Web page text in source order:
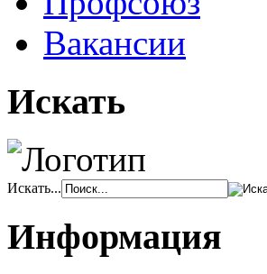
Вакансии
Искать
Искать...
Информация